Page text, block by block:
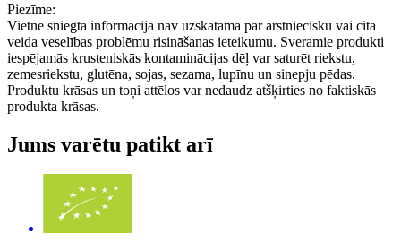
Piezīme:
Vietnē sniegtā informācija nav uzskatāma par ārstniecisku vai cita
veida veselības problēmu risināšanas ieteikumu. Sveramie produkti
iespējamās krusteniskās kontaminācijas dēļ var saturēt riekstu,
zemesriekstu, glutēna, sojas, sezama, lupīnu un sinepju pēdas.
Produktu krāsas un toņi attēlos var nedaudz atšķirties no faktiskās
produkta krāsas.
Jums varētu patikt arī